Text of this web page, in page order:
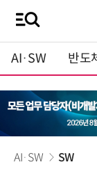
AI·SW 반도체
AI·SW SW